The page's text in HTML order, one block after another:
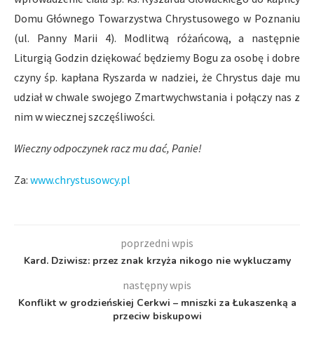
Domu Głównego Towarzystwa Chrystusowego w Poznaniu
(ul. Panny Marii 4). Modlitwą różańcową, a następnie
Liturgią Godzin dziękować będziemy Bogu za osobę i dobre
czyny śp. kapłana Ryszarda w nadziei, że Chrystus daje mu
udział w chwale swojego Zmartwychwstania i połączy nas z
nim w wiecznej szczęśliwości.
Wieczny odpoczynek racz mu dać, Panie!
Za: www.chrystusowcy.pl
poprzedni wpis
Kard. Dziwisz: przez znak krzyża nikogo nie wykluczamy
następny wpis
Konflikt w grodzieńskiej Cerkwi – mniszki za Łukaszenką a
przeciw biskupowi